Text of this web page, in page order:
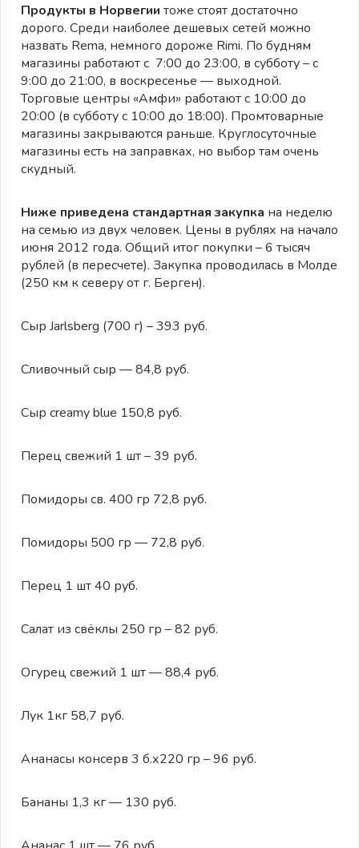
Продукты в Норвегии тоже стоят достаточно
дорого. Среди наиболее дешевых сетей можно
назвать Rema, немного дороже Rimi. По будням
магазины работают с 7:00 до 23:00, в субботу – с
9:00 до 21:00, в воскресенье — выходной.
Торговые центры «Амфи» работают с 10:00 до
20:00 (в субботу с 10:00 до 18:00). Промтоварные
магазины закрываются раньше. Круглосуточные
магазины есть на заправках, но выбор там очень
скудный.
Ниже приведена стандартная закупка на неделю
на семью из двух человек. Цены в рублях на начало
июня 2012 года. Общий итог покупки – 6 тысяч
рублей (в пересчете). Закупка проводилась в Молде
(250 км к северу от г. Берген).
Сыр Jarlsberg (700 г) – 393 руб.
Сливочный сыр — 84,8 руб.
Сыр creamy blue 150,8 руб.
Перец свежий 1 шт – 39 руб.
Помидоры св. 400 гр 72,8 руб.
Помидоры 500 гр — 72,8 руб.
Перец 1 шт 40 руб.
Салат из свёклы 250 гр – 82 руб.
Огурец свежий 1 шт — 88,4 руб.
Лук 1кг 58,7 руб.
Ананасы консерв 3 б.х220 гр – 96 руб.
Бананы 1,3 кг — 130 руб.